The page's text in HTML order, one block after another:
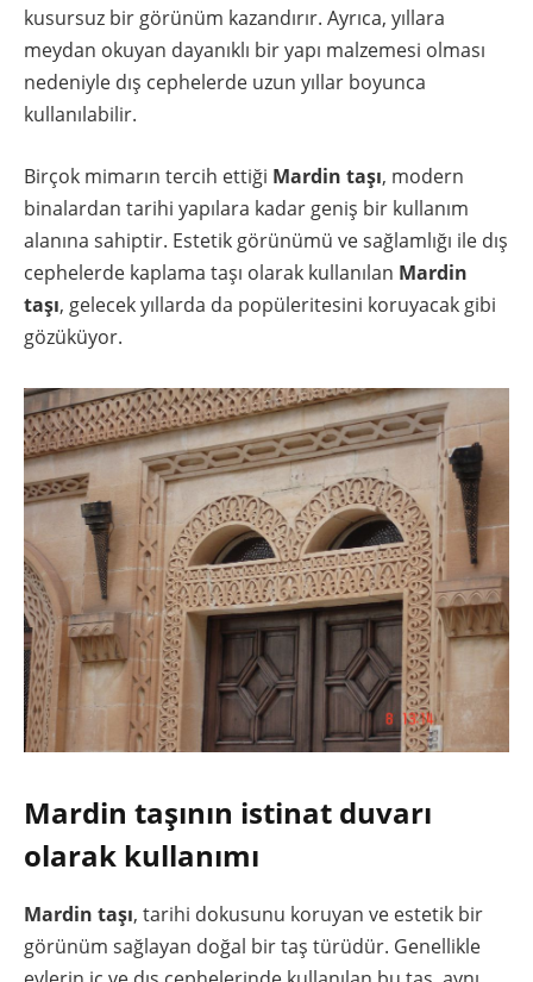
kusursuz bir görünüm kazandırır. Ayrıca, yıllara
meydan okuyan dayanıklı bir yapı malzemesi olması
nedeniyle dış cephelerde uzun yıllar boyunca
kullanılabilir.
Birçok mimarın tercih ettiği Mardin taşı, modern
binalardan tarihi yapılara kadar geniş bir kullanım
alanına sahiptir. Estetik görünümü ve sağlamlığı ile dış
cephelerde kaplama taşı olarak kullanılan Mardin
taşı, gelecek yıllarda da popüleritesini koruyacak gibi
gözüküyor.
Mardin taşının istinat duvarı
olarak kullanımı
Mardin taşı, tarihi dokusunu koruyan ve estetik bir
görünüm sağlayan doğal bir taş türüdür. Genellikle